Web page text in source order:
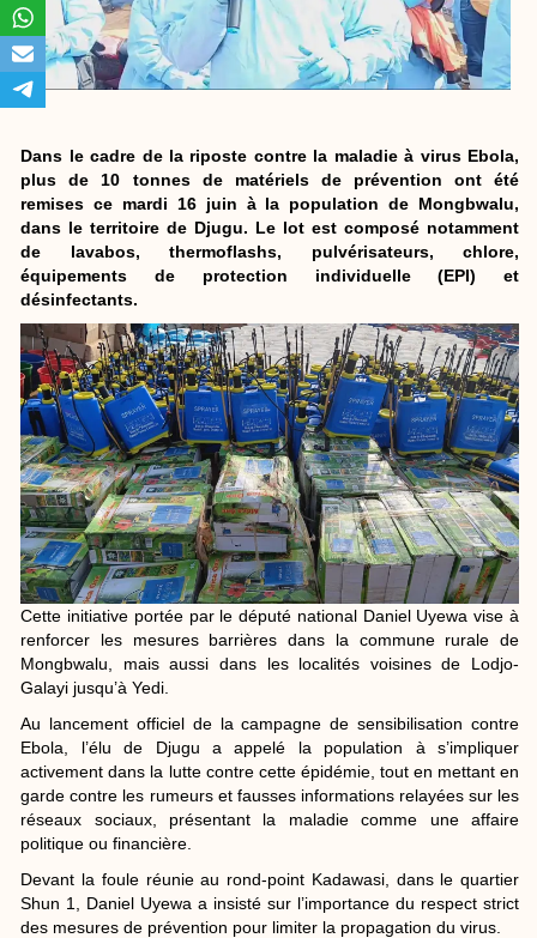
Dans le cadre de la riposte contre la maladie à virus Ebola,
plus de 10 tonnes de matériels de prévention ont été
remises ce mardi 16 juin à la population de Mongbwalu,
dans le territoire de Djugu. Le lot est composé notamment
de lavabos, thermoflashs, pulvérisateurs, chlore,
équipements de protection individuelle (EPI) et
désinfectants.
Cette initiative portée par le député national Daniel Uyewa vise à
renforcer les mesures barrières dans la commune rurale de
Mongbwalu, mais aussi dans les localités voisines de Lodjo-
Galayi jusqu’à Yedi.
Au lancement officiel de la campagne de sensibilisation contre
Ebola, l’élu de Djugu a appelé la population à s’impliquer
activement dans la lutte contre cette épidémie, tout en mettant en
garde contre les rumeurs et fausses informations relayées sur les
réseaux sociaux, présentant la maladie comme une affaire
politique ou financière.
Devant la foule réunie au rond-point Kadawasi, dans le quartier
Shun 1, Daniel Uyewa a insisté sur l’importance du respect strict
des mesures de prévention pour limiter la propagation du virus.